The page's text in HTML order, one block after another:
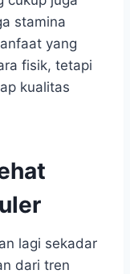
stamina
yang
fisik, tetapi
kualitas
lagi sekadar
dari tren